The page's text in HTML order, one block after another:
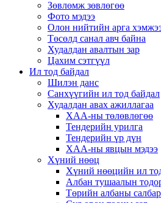
Зөвлөмж зөвлөгөө
Фото мэдээ
Олон нийтийн арга
Төсөлд санал авч байна
Худалдан авалтын зар
Цахим сэтгүүл
Ил тод байдал
Шилэн данс
Санхүүгийн ил тод байдал
Худалдан авах ажиллагаа
ХАА-ны төлөвлөгөө
Тендерийн урилга
Тендерийн үр дүн
ХАА-ны явцын мэдээ
Хүний нөөц
Хүний нөөцийн ил
Албан тушаалын
Төрийн албаны